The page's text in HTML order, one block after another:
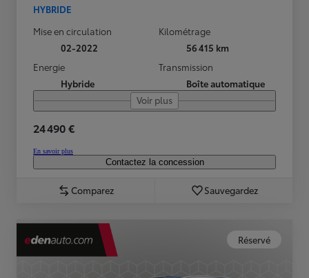
HYBRIDE
Mise en circulation
02-2022
Kilométrage
56 415 km
Energie
Hybride
Transmission
Boîte automatique
Voir plus
24 490 €
En savoir plus
Contactez la concession
Comparez Sauvegardez
Réservé